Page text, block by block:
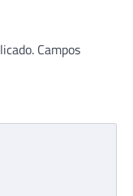
Campos